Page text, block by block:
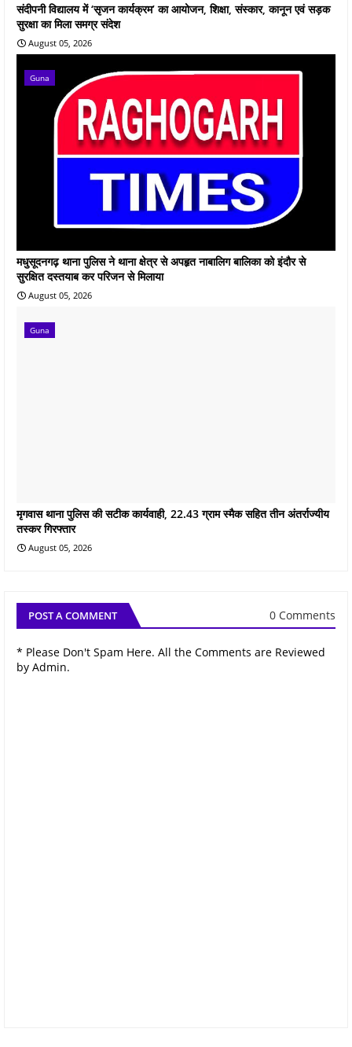
संदीपनी विद्यालय में ‘सृजन कार्यक्रम’ का आयोजन, शिक्षा, संस्कार, कानून एवं सड़क
सुरक्षा का मिला समग्र संदेश
August 05, 2026
Guna
मधुसूदनगढ़ थाना पुलिस ने थाना क्षेत्र से अपहृत नाबालिग बालिका को इंदौर से
सुरक्षित दस्तयाब कर परिजन से मिलाया
August 05, 2026
Guna
मृगवास थाना पुलिस की सटीक कार्यवाही, 22.43 ग्राम स्मैक सहित तीन अंतर्राज्यीय
तस्कर गिरफ्तार
August 05, 2026
POST A COMMENT 0 Comments
* Please Don't Spam Here. All the Comments are Reviewed
by Admin.